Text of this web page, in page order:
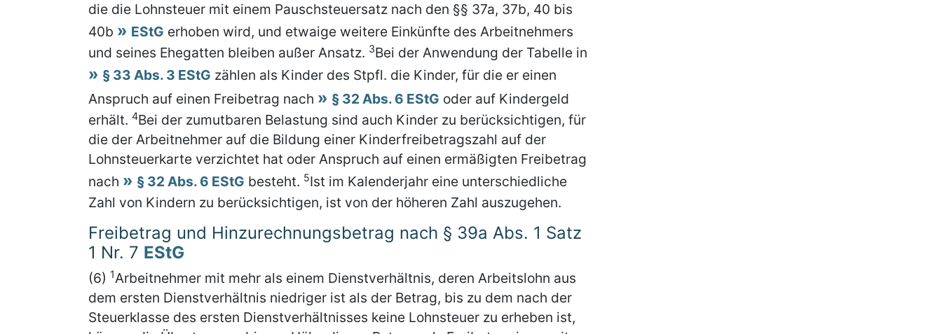
die die Lohnsteuer mit einem Pauschsteuersatz nach den §§ 37a, 37b, 40 bis
40b
EStG erhoben wird, und etwaige weitere Einkünfte des Arbeitnehmers
und seines Ehegatten bleiben außer Ansatz. 3Bei der Anwendung der Tabelle in
§ 33 Abs. 3 EStG zählen als Kinder des Stpfl. die Kinder, für die er einen
Anspruch auf einen Freibetrag nach
§ 32 Abs. 6 EStG oder auf Kindergeld
erhält. 4Bei der zumutbaren Belastung sind auch Kinder zu berücksichtigen, für
die der Arbeitnehmer auf die Bildung einer Kinderfreibetragszahl auf der
Lohnsteuerkarte verzichtet hat oder Anspruch auf einen ermäßigten Freibetrag
nach
§ 32 Abs. 6 EStG besteht. 5Ist im Kalenderjahr eine unterschiedliche
Zahl von Kindern zu berücksichtigen, ist von der höheren Zahl auszugehen.
Freibetrag und Hinzurechnungsbetrag nach § 39a Abs. 1 Satz
1 Nr. 7 EStG
(6) 1Arbeitnehmer mit mehr als einem Dienstverhältnis, deren Arbeitslohn aus
dem ersten Dienstverhältnis niedriger ist als der Betrag, bis zu dem nach der
Steuerklasse des ersten Dienstverhältnisses keine Lohnsteuer zu erheben ist,